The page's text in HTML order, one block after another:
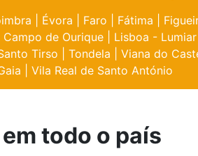
Évora Faro Fátima
de Ourique Lisboa - Lumiar
Tirso Tondela Viana do
Vila Real de Santo António
todo o país